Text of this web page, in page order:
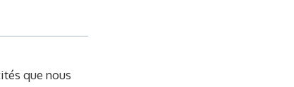
que nous